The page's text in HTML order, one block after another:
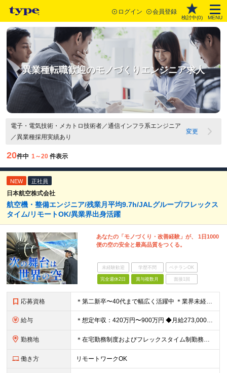
ログイン 会員登録
検討中(0) MENU
異業種転職歓迎のモノづくりエンジニア求人
電子・電気技術・メカトロ技術者／通信インフラ系エンジニア
／異業種採用実績あり
変更
20件中 1～20 件表示
NEW 正社員
日本航空株式会社
航空機・整備エンジニア/残業月平均9.7h/JALグループ/フレックス
タイム/リモートOK/異業界出身活躍
あなたの「モノづくり・改善経験」が、 1日1000
便の空の安全と最高品質をつくる。
未経験歓迎 学歴不問 ベテランOK
完全週休2日 賞与複数月 面接1回
応募資格 ＊第二新卒〜40代まで幅広く活躍中 ＊業界未経験OK ◆製造業・インフラ・IT等で何らかの エンジニアリング・品質管理・設計・整備経験（機械・電気・電子等）がある方 ◆四年制大学または高等専門学校
給与 ＊想定年収：420万円〜900万円 ◆月給273,000～＋賞与年3回＋残業代全額支給 ※経験・能力・前職給与を考慮の上、当社規定により決定 ※残業代は別途全額支給 ※試用期間3ヶ月あり（給与待遇に
勤務地 ＊在宅勤務制度およびフレックスタイム制勤務制度あり （一部の部門では運用対象外） 入社後の初期配属は、 株式会社JALエンジニアリングへ出向となります ◆JALエンジニアリング:技術部（羽田空港）
働き方 リモートワークOK